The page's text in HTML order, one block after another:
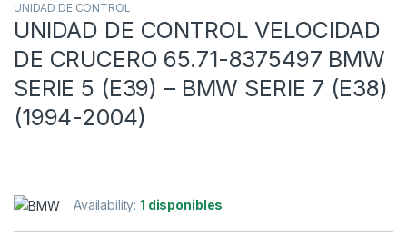
UNIDAD DE CONTROL
UNIDAD DE CONTROL VELOCIDAD
DE CRUCERO 65.71-8375497 BMW
SERIE 5 (E39) – BMW SERIE 7 (E38)
(1994-2004)
Availability:1 disponibles